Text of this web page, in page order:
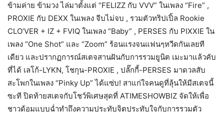
ข้ามค่าย ข้ามวง ไล่มาตั้งแต่ “FELIZZ กับ VVV” ในเพลง “Fire” ,
PROXIE กับ DEXX ในเพลง จีบไม่จบ , รวมตัวทริปเปิ้ล Rookie
CLO’VER + IZ + FVIQ ในเพลง “Baby” , PERSES กับ PIXXIE ใน
เพลง “One Shot” และ “Zoom” ร้อนแรงจนแฟนๆหวีดกันเลยที
เดียว และปรากฏการณ์สเตจสานฝันกับการรวมยูนิต เมะมาแล้วคับ
ที่ได้ เลโก้-LYKN, โชกุน-PROXIE , ปลั๊กกี้-PERSES มาดวลสับ
สะโพกในเพลง “Pinky Up” ได้แซ่บ! สาแก่ใจคนดูที่ลุ้นให้มีสเตจนี้
ซะที ปิดท้ายสเตจกับโชว์พิเศษสุดที่ ATIMESHOWBIZ จัดให้เพื่อ
ชาวด้อมแบบฉ่ำทำถึงความประทับจิตประทับใจกับการรวมตัว